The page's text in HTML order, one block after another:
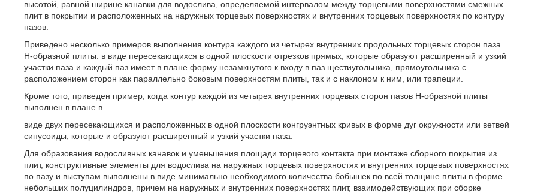
высотой, равной ширине канавки для водослива, определяемой интервалом между торцевыми поверхностями смежных
плит в покрытии и расположенных на наружных торцевых поверхностях и внутренних торцевых поверхностях по контуру
пазов.
Приведено несколько примеров выполнения контура каждого из четырех внутренних продольных торцевых сторон паза
H-образной плиты: в виде пересекающихся в одной плоскости отрезков прямых, которые образуют расширенный и узкий
участки паза и каждый паз имеет в плане форму незамкнутого к входу в паз щестиугольника, прямоугольника с
расположением сторон как параллельно боковым поверхностям плиты, так и с наклоном к ним, или трапеции.
Кроме того, приведен пример, когда контур каждой из четырех внутренних торцевых сторон пазов H-образной плиты
выполнен в плане в
виде двух пересекающихся и расположенных в одной плоскости конгруэнтных кривых в форме дуг окружности или ветвей
синусоиды, которые и образуют расширенный и узкий участки паза.
Для образования водосливных канавок и уменьшения площади торцевого контакта при монтаже сборного покрытия из
плит, конструктивные элементы для водослива на наружных торцевых поверхностях и внутренних торцевых поверхностях
по пазу и выступам выполнены в виде минимально необходимого количества бобышек по всей толщине плиты в форме
небольших полуцилиндров, причем на наружных и внутренних поверхностях плит, взаимодействующих при сборке